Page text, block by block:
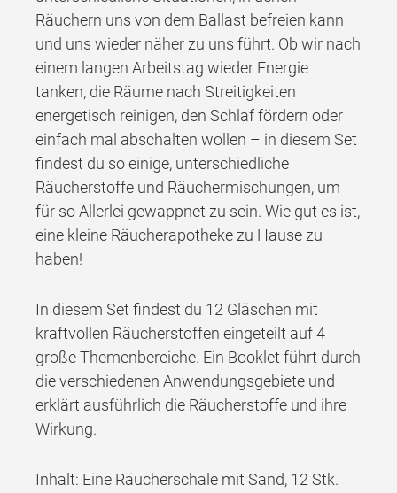
Räuchern uns von dem Ballast befreien kann
und uns wieder näher zu uns führt. Ob wir nach
einem langen Arbeitstag wieder Energie
tanken, die Räume nach Streitigkeiten
energetisch reinigen, den Schlaf fördern oder
einfach mal abschalten wollen – in diesem Set
findest du so einige, unterschiedliche
Räucherstoffe und Räuchermischungen, um
für so Allerlei gewappnet zu sein. Wie gut es ist,
eine kleine Räucherapotheke zu Hause zu
haben!
In diesem Set findest du 12 Gläschen mit
kraftvollen Räucherstoffen eingeteilt auf 4
große Themenbereiche. Ein Booklet führt durch
die verschiedenen Anwendungsgebiete und
erklärt ausführlich die Räucherstoffe und ihre
Wirkung.
Inhalt: Eine Räucherschale mit Sand, 12 Stk.